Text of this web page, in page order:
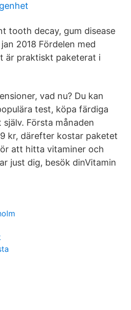
tooth decay, gum disease
2018 Fördelen med
är praktiskt paketerat i
vad nu? Du kan
test, köpa färdiga
Första månaden
kr, därefter kostar paketet
att hitta vitaminer och
just dig, besök dinVitamin